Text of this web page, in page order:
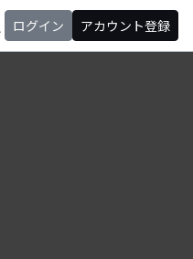
ログイン アカウント登録